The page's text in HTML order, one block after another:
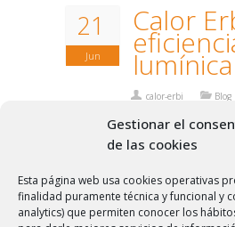
Gestionar el
de las cookies
Esta página web usa cookies operativas
finalidad puramente técnica y funcional y
analytics) que permiten conocer los
21
Jun
Calor
lumínica
calor-erbi
Blog
Sin comentarios
La eficiencia lumínica o
relación entre el flujo
y la potencia, en vatios (W).